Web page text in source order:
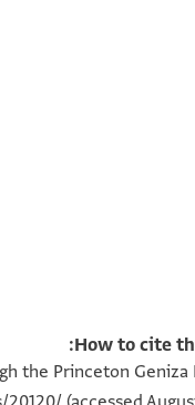
How to cite
the Princeton